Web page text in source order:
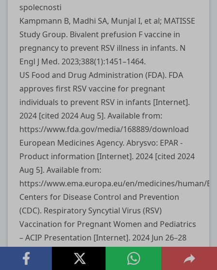
spolecnosti
Kampmann B, Madhi SA, Munjal I, et al; MATISSE
Study Group. Bivalent prefusion F vaccine in
pregnancy to prevent RSV illness in infants. N
Engl J Med. 2023;388(1):1451–1464.
US Food and Drug Administration (FDA). FDA
approves first RSV vaccine for pregnant
individuals to prevent RSV in infants [Internet].
2024 [cited 2024 Aug 5]. Available from:
https://www.fda.gov/media/168889/download
European Medicines Agency. Abrysvo: EPAR -
Product information [Internet]. 2024 [cited 2024
Aug 5]. Available from:
https://www.ema.europa.eu/en/medicines/human/
Centers for Disease Control and Prevention
(CDC). Respiratory Syncytial Virus (RSV)
Vaccination for Pregnant Women and Pediatrics
– ACIP Presentation [Internet]. 2024 Jun 26–28
[cited 2024 Aug 5]. Available from:
https://www.cdc.gov/vaccines/acip/meetings/